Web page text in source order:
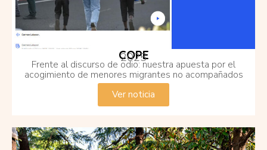
COPE
2025
Frente al discurso de odio: nuestra apuesta por el
acogimiento de menores migrantes no acompañados
Ver noticia